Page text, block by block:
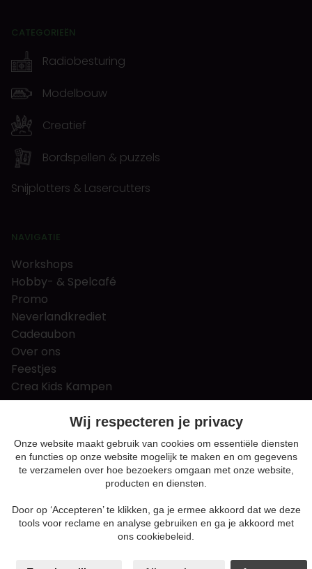
CATEGORIEËN
Radiobesturing
Modelbouw
Creatief
Bordspellen & puzzels
Snijplotters & Lasercutters
NAVIGATIE
Workshops
Hobby- & Spelcafé
Promo
Neverlandkrediet
Cadeaubon
Over ons
Feestjes
Crea Kids Kampen
FAQ
Tips & tricks
Contact
Nieuws & Vacatures
Algemene voorwaarden
Privacy en cookie policy
Wij respecteren je privacy
Onze website maakt gebruik van cookies om essentiële diensten
en functies op onze website mogelijk te maken en om gegevens
te verzamelen over hoe bezoekers omgaan met onze website,
producten en diensten.
Door op ‘Accepteren’ te klikken, ga je ermee akkoord dat we deze
tools voor reclame en analyse gebruiken en ga je akkoord met
ons cookiebeleid.